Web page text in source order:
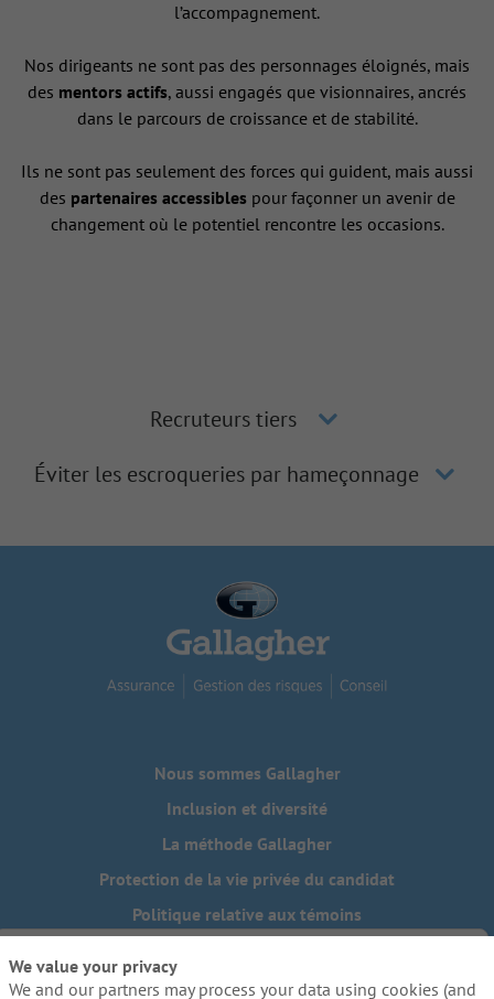
l’accompagnement.
Nos dirigeants ne sont pas des personnages éloignés, mais
des mentors actifs, aussi engagés que visionnaires, ancrés
dans le parcours de croissance et de stabilité.
Ils ne sont pas seulement des forces qui guident, mais aussi
des partenaires accessiblespour façonner un avenir de
changement où le potentiel rencontre les occasions.
Recruteurs tiers
Éviter les escroqueries par hameçonnage
Nous sommes Gallagher
Inclusion et diversité
La méthode Gallagher
Protection de la vie privée du candidat
Politique relative aux témoins
Besoin de mesures d'adaptation raisonnables pour
We value your privacy
We and our partners may process your data using cookies (and